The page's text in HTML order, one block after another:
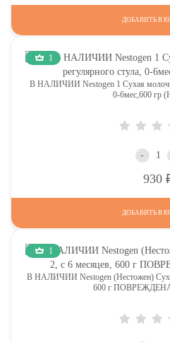
ДОБАВИТЬ В
1
В НАЛИЧИИ Nestogen 1 Сухая
0-6мес,600 гр
-
930
ДОБАВИТЬ В
1
В НАЛИЧИИ Nestogen (Нестожен)
600 г